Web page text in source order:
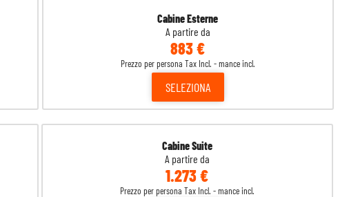
Cabine Esterne
A partire da
883 €
Prezzo per persona Tax Incl. - mance incl.
SELEZIONA
Cabine Suite
A partire da
1.273 €
Prezzo per persona Tax Incl. - mance incl.